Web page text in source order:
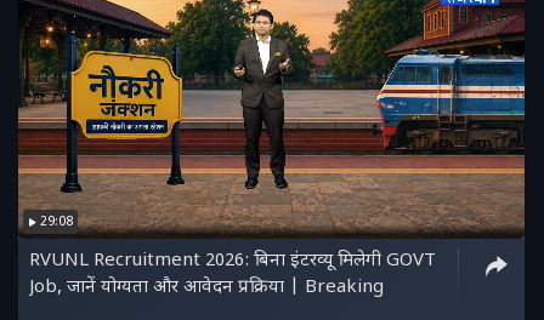
29:08
RVUNL Recruitment 2026: बिना इंटरव्यू मिलेगी GOVT
Job, जानें योग्यता और आवेदन प्रक्रिया | Breaking